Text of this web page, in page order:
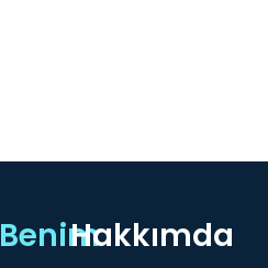
BenimHakkımda